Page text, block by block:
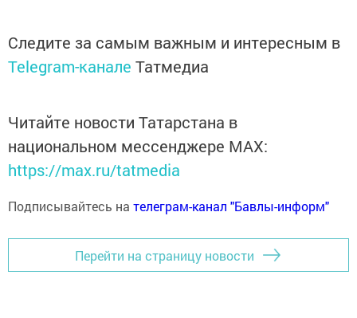
Следите за самым важным и интересным в
Telegram-канале Татмедиа
Читайте новости Татарстана в
национальном мессенджере MАХ:
https://max.ru/tatmedia
Подписывайтесь на телеграм-канал "Бавлы-информ"
Перейти на страницу новости